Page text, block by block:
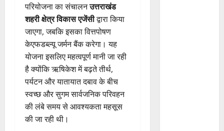
परियोजना का संचालनउत्तराखंड
शहरी क्षेत्र विकास एजेंसीद्वारा किया
जाएगा, जबकि इसका वित्तपोषण
केएफडब्ल्यू जर्मन बैंक करेगा। यह
योजना इसलिए महत्वपूर्ण मानी जा रही
है क्योंकि ऋषिकेश में बढ़ते तीर्थ,
पर्यटन और यातायात दबाव के बीच
स्वच्छ और सुगम सार्वजनिक परिवहन
की लंबे समय से आवश्यकता महसूस
की जा रही थी।